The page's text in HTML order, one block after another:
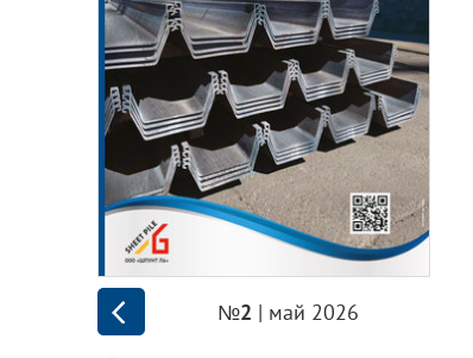
№2 | май 2026